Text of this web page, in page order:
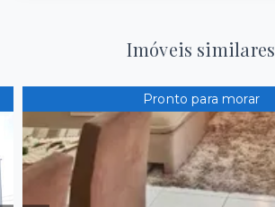
Imóveis similares
Pronto para morar